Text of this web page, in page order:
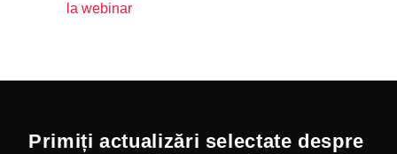
la webinar
Primiți actualizări selectate despre